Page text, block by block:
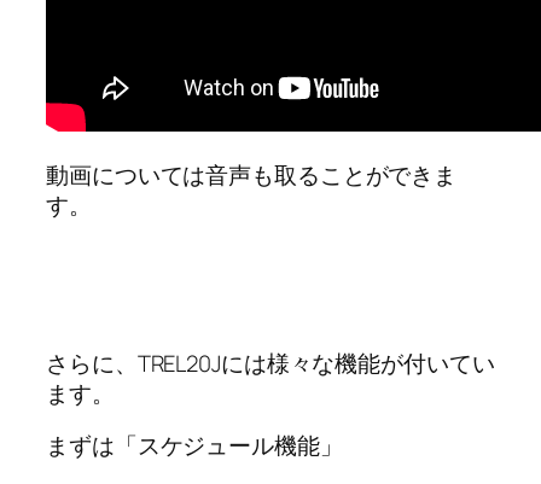
動画については音声も取ることができま
す。
さらに、TREL20Jには様々な機能が付いてい
ます。
まずは「スケジュール機能」